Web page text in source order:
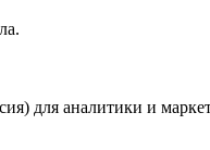
для аналитики и